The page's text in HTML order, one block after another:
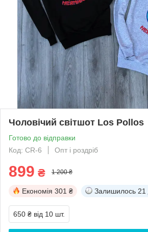
Чоловічий світшот Los Pollos
Готово до відправки
Код: CR-6
Опт і роздріб
899 ₴ 1 200 ₴
Економія 301 ₴ Залишилось 21
650 ₴ від 10 шт.